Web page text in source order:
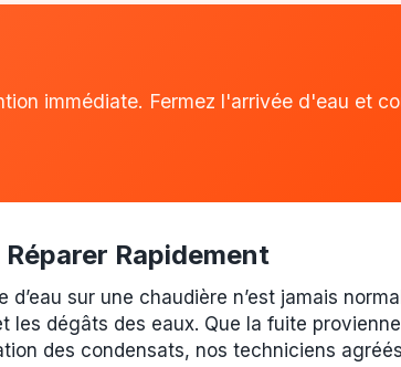
immédiate. Fermez l'arrivée d'eau et
Rapidement
d’eau sur une chaudière n’est jamais
les dégâts des eaux. Que la fuite
des condensats, nos techniciens